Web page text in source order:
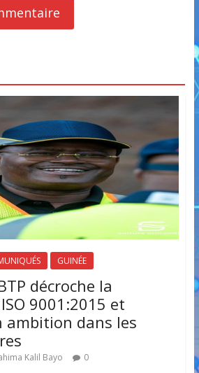
GUINÉE
décroche la
9001:2015 et
ambition dans les
Kalil Bayo 0